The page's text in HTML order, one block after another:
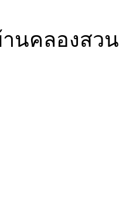
นคลองสวน